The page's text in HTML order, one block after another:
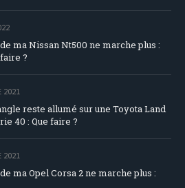
ma Nissan Nt500 ne marche plus :
?
2021
reste allumé sur une Toyota Land
40 : Que faire ?
2021
ma Opel Corsa 2 ne marche plus :